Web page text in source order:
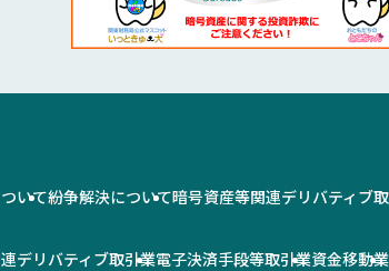
いて紛争解決について暗号資産等関連デリバティブ
デリバティブ取引業電子決済手段等取引業資金移動業